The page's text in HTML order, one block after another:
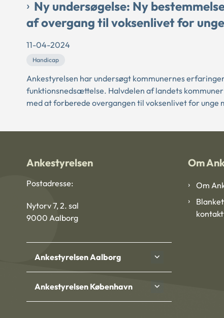
Ny undersøgelse: Ny
af overgang til voksenlivet for
11-04-2024
Handicap
Ankestyrelsen har undersøgt kommunernes
funktionsnedsættelse. Halvdelen af landets
med at forberede overgangen til voksenlivet for unge
Ankestyrelsen
Postadresse:
Nytorv 7, 2. sal
9000 Aalborg
Ankestyrelsen Aalborg
Ankestyrelsen København
Om
Om